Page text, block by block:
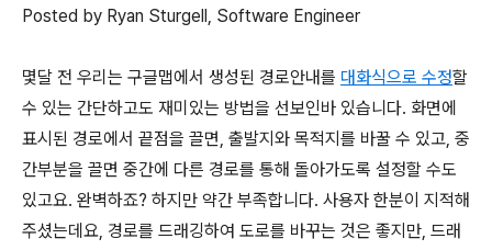
Posted by Ryan Sturgell, Software Engineer
몇달 전 우리는 구글맵에서 생성된 경로안내를 대화식으로 수정할
수 있는 간단하고도 재미있는 방법을 선보인바 있습니다. 화면에
표시된 경로에서 끝점을 끌면, 출발지와 목적지를 바꿀 수 있고, 중
간부분을 끌면 중간에 다른 경로를 통해 돌아가도록 설정할 수도
있고요. 완벽하죠? 하지만 약간 부족합니다. 사용자 한분이 지적해
주셨는데요, 경로를 드래깅하여 도로를 바꾸는 것은 좋지만, 드래